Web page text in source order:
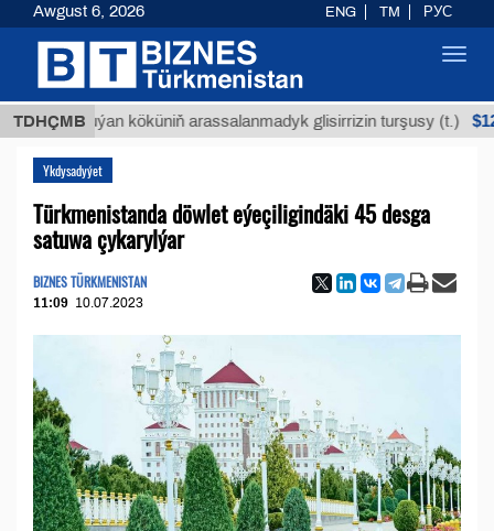
TDHÇMB
Buýan köküniň arassalanmadyk glisirrizin turşusy (t.) $12935,18
Ykdysadyýet
Türkmenistanda döwlet eýeçiligindäki 45 desga
satuwa çykarylýar
BIZNES TÜRKMENISTAN
11:09 10.07.2023
Awgust 6, 2026 ENG TM РУС